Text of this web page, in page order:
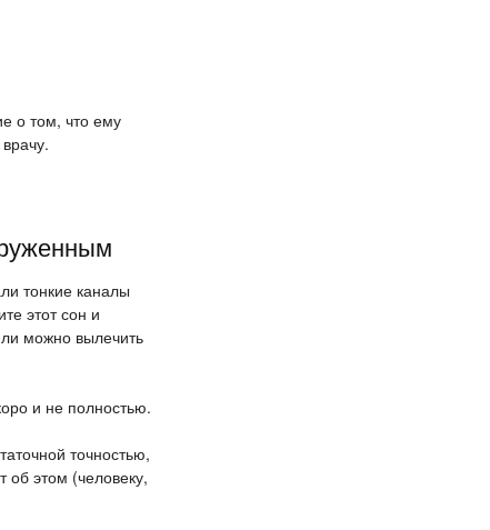
о том, что ему
тонкие каналы
этот сон и
можно вылечить
и не полностью.
точностью,
об этом (человеку,